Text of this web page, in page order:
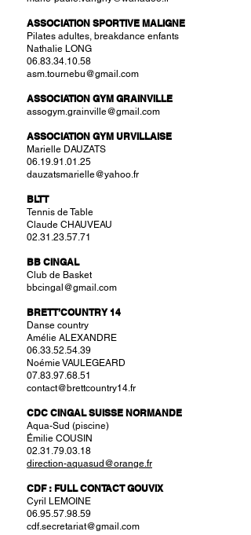
ASSOCIATION SPORTIVE MALIGNE
Pilates adultes, breakdance enfants
Nathalie LONG
06.83.34.10.58
asm.tournebu@gmail.com
ASSOCIATION GYM GRAINVILLE
assogym.grainville@gmail.com
ASSOCIATION GYM URVILLAISE
Marielle DAUZATS
06.19.91.01.25
dauzatsmarielle@yahoo.fr
BLTT
Tennis de Table
Claude CHAUVEAU
02.31.23.57.71
BB CINGAL
Club de Basket
bbcingal@gmail.com
BRETT’COUNTRY 14
Danse country
Amélie ALEXANDRE
06.33.52.54.39
Noémie VAULEGEARD
07.83.97.68.51
contact@brettcountry14.fr
CDC CINGAL SUISSE NORMANDE
Aqua-Sud (piscine)
Émilie COUSIN
02.31.79.03.18
direction-aquasud@orange.fr
CDF : FULL CONTACT GOUVIX
Cyril LEMOINE
06.95.57.98.59
cdf.secretariat@gmail.com